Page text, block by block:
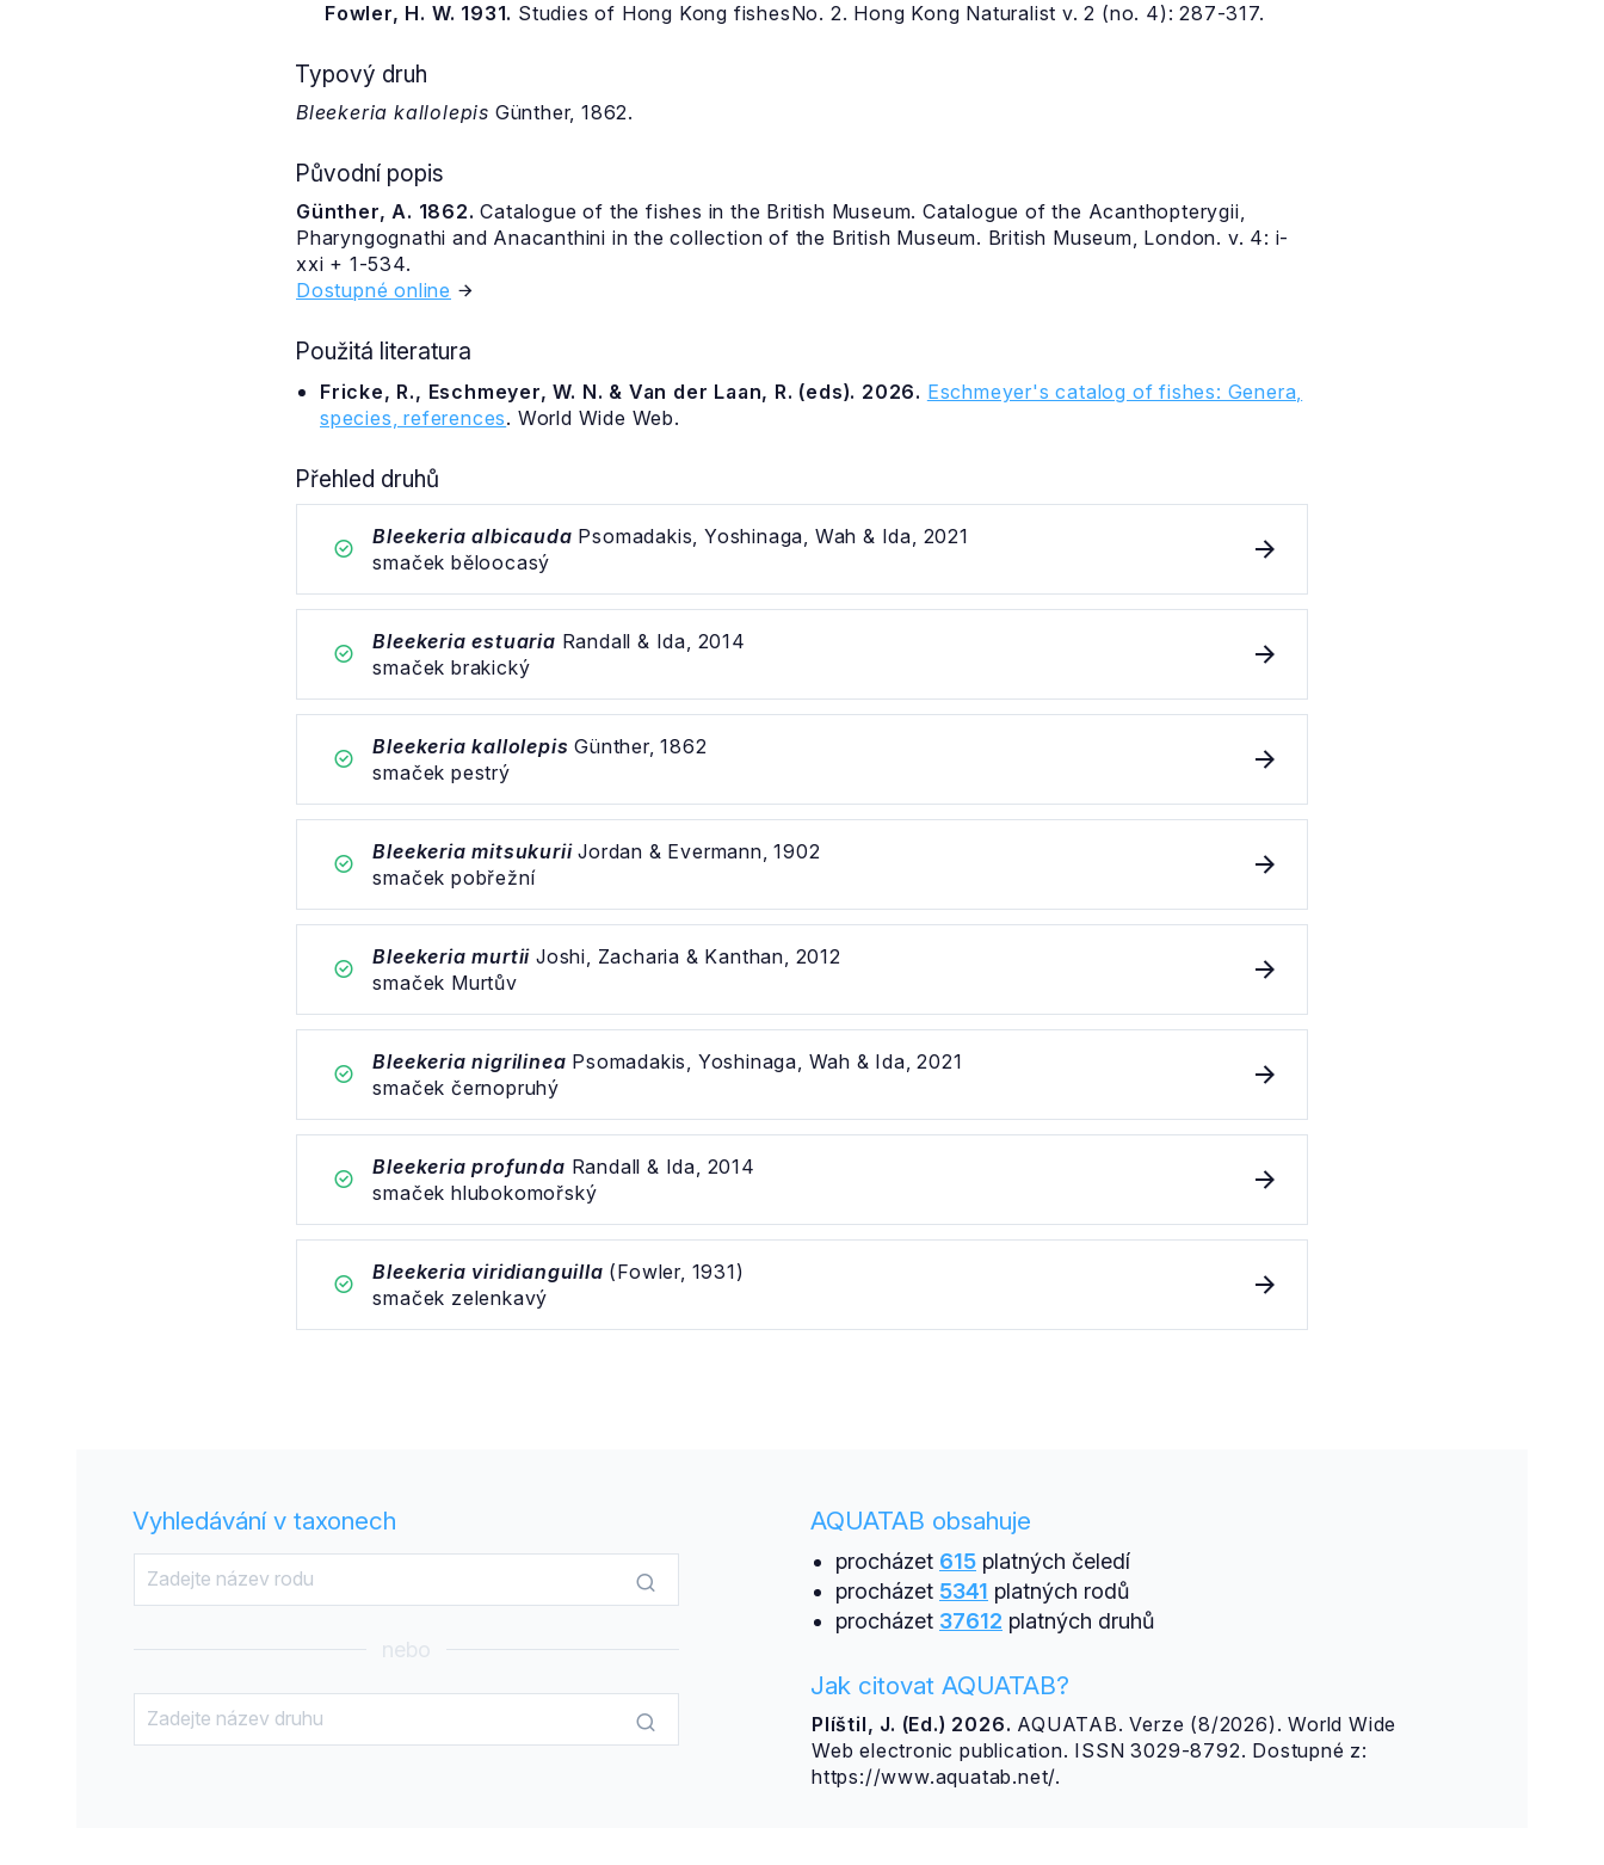
Fowler, H. W. 1931. Studies of Hong Kong fishesNo. 2. Hong Kong Naturalist v. 2 (no. 4): 287-317.
Typový druh
Bleekeria kallolepis Günther, 1862.
Původní popis
Günther, A. 1862. Catalogue of the fishes in the British Museum. Catalogue of the Acanthopterygii,
Pharyngognathi and Anacanthini in the collection of the British Museum. British Museum, London. v. 4: i-
xxi + 1-534.
Dostupné online
Použitá literatura
Fricke, R., Eschmeyer, W. N. & Van der Laan, R. (eds). 2026. Eschmeyer's catalog of fishes: Genera,
species, references. World Wide Web.
Přehled druhů
Bleekeria albicauda Psomadakis, Yoshinaga, Wah & Ida, 2021
smaček běloocasý
Bleekeria estuaria Randall & Ida, 2014
smaček brakický
Bleekeria kallolepis Günther, 1862
smaček pestrý
Bleekeria mitsukuriiJordan & Evermann, 1902
smaček pobřežní
Bleekeria murtii Joshi, Zacharia & Kanthan, 2012
smaček Murtův
Bleekeria nigrilinea Psomadakis, Yoshinaga, Wah & Ida, 2021
smaček černopruhý
Bleekeria profunda Randall & Ida, 2014
smaček hlubokomořský
Bleekeria viridianguilla (Fowler, 1931)
smaček zelenkavý
Vyhledávání v taxonech
nebo
AQUATAB obsahuje
procházet 615platných čeledí
procházet 5341 platných rodů
procházet 37612 platných druhů
Jak citovat AQUATAB?
Plíštil, J. (Ed.) 2026. AQUATAB. Verze (8/2026). World Wide
Web electronic publication. ISSN 3029-8792. Dostupné z:
https://www.aquatab.net/.